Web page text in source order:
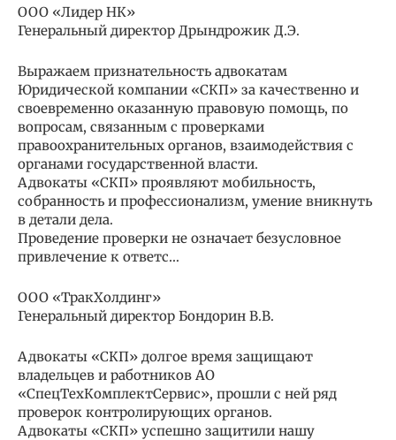
ООО «Лидер НК»
Генеральный директор Дрындрожик Д.Э.
Выражаем признательность адвокатам
Юридической компании «СКП» за качественно и
своевременно оказанную правовую помощь, по
вопросам, связанным с проверками
правоохранительных органов, взаимодействия с
органами государственной власти.
Адвокаты «СКП» проявляют мобильность,
собранность и профессионализм, умение вникнуть
в детали дела.
Проведение проверки не означает безусловное
привлечение к ответс…
ООО «ТракХолдинг»
Генеральный директор Бондорин В.В.
Адвокаты «СКП» долгое время защищают
владельцев и работников АО
«СпецТехКомплектСервис», прошли с ней ряд
проверок контролирующих органов.
Адвокаты «СКП» успешно защитили нашу